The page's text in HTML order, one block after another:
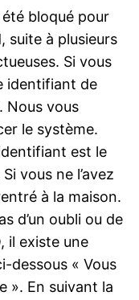
bloqué pour
suite à plusieurs
Si vous
identifiant de
Nous vous
le système.
est le
vous ne l’avez
à la maison.
d’un oubli ou de
il existe une
dessous « Vous
». En suivant la